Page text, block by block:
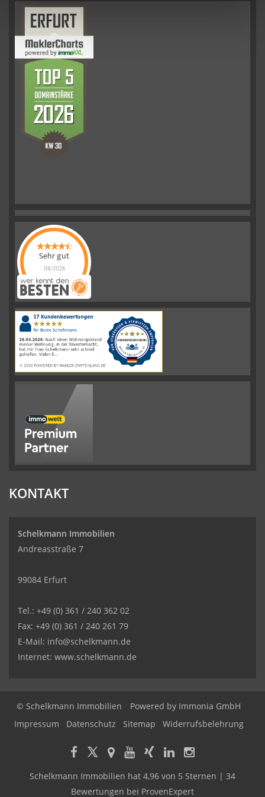
Sehr gut
08/2026
Schelkmann
Immobilienhat
|110Schelkmann
ImmobilienBewertungen
auf
werkenntdenBESTEN.de
KONTAKT
Schelkmann Immobilien
Andreasstraße 7
99084 Erfurt
Tel.: +49 (0) 361 / 240 362 02
Fax: +49 (0) 361 / 240 261 79
E-Mail: info@schelkmann.de
Internet: www.schelkmann.de
© Schelkmann Immobilien Powered by Immonia GmbH
Impressum
Datenschutz Sitemap Widerrufsbelehrung
Schelkmann Immobilien hat 4,96 von 5 Sternen | 34
Bewertungen bei ProvenExpert